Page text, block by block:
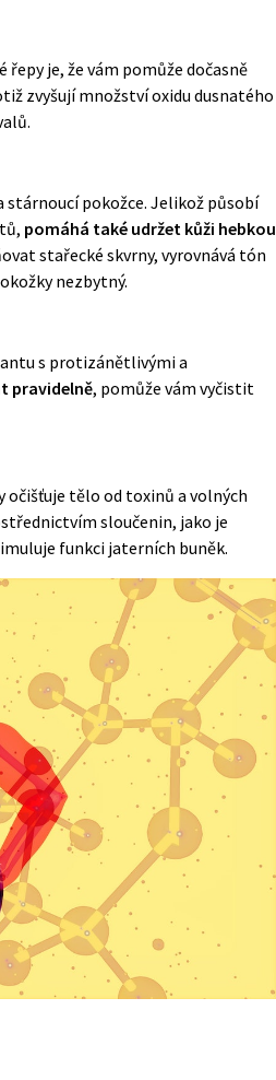
řepy je, že vám pomůže dočasně
zvyšují množství oxidu dusnatého
stárnoucí pokožce. Jelikož působí
pomáhá také udržet kůži hebkou
stařecké skvrny, vyrovnává tón
nezbytný.
s protizánětlivými a
pravidelně, pomůže vám vyčistit
očišťuje tělo od toxinů a volných
sloučenin, jako je
funkci jaterních buněk.